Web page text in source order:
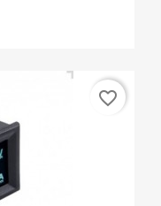
favorite_border